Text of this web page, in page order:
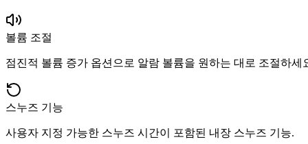
볼륨 조절
점진적 볼륨 증가 옵션으로 알람 볼륨을 원하는 대로 조절하세
스누즈 기능
사용자 지정 가능한 스누즈 시간이 포함된 내장 스누즈 기능.